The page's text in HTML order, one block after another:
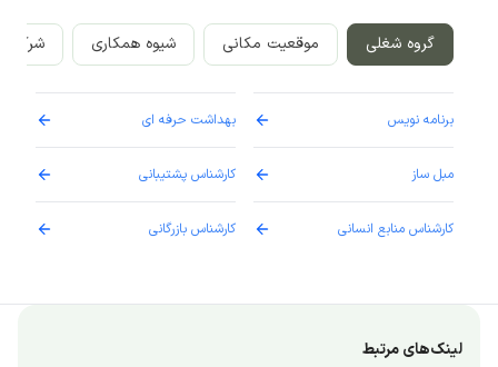
گروه شغلی موقعیت مکانی شیوه همکاری
برنامه نویس
مبل ساز
کارشناس منابع انسانی
بهداشت حرفه ای
کارشناس پشتیبانی
کارشناس بازرگانی
لینک‌های مرتبط